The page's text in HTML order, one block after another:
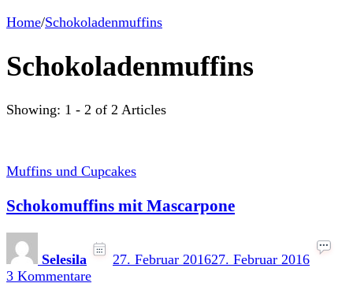
Home/Schokoladenmuffins
Schokoladenmuffins
Showing: 1 - 2 of 2 Articles
Muffins und Cupcakes
Schokomuffins mit Mascarpone
Selesila 27. Februar 201627. Februar 2016
3 Kommentarezu